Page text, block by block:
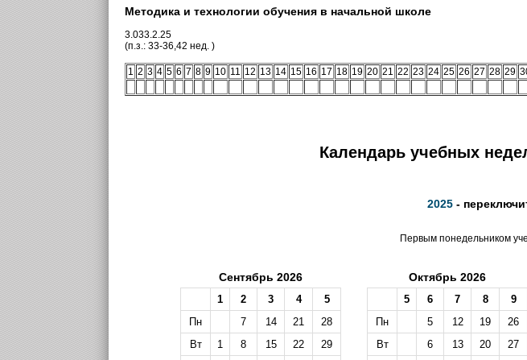
Методика и технологии обучения в начальной школе
3.033.2.25
(п.з.: 33-36,42 нед. )
1 2 3 4 5 6 7 8 9 10 11 12 13 14 15 16 17 18 19 20 21 22 23 24 25 26 27 28 29
Календарь учебных
2025-
Первым понедельником
Сентябрь 2026
1 2 3 4
5
Пн
7 14 21
28
Вт
1 8 15 22
29
Октябрь 2026
5 6 7 8
9
Пн
5 12 19
26
Вт
6 13 20
27